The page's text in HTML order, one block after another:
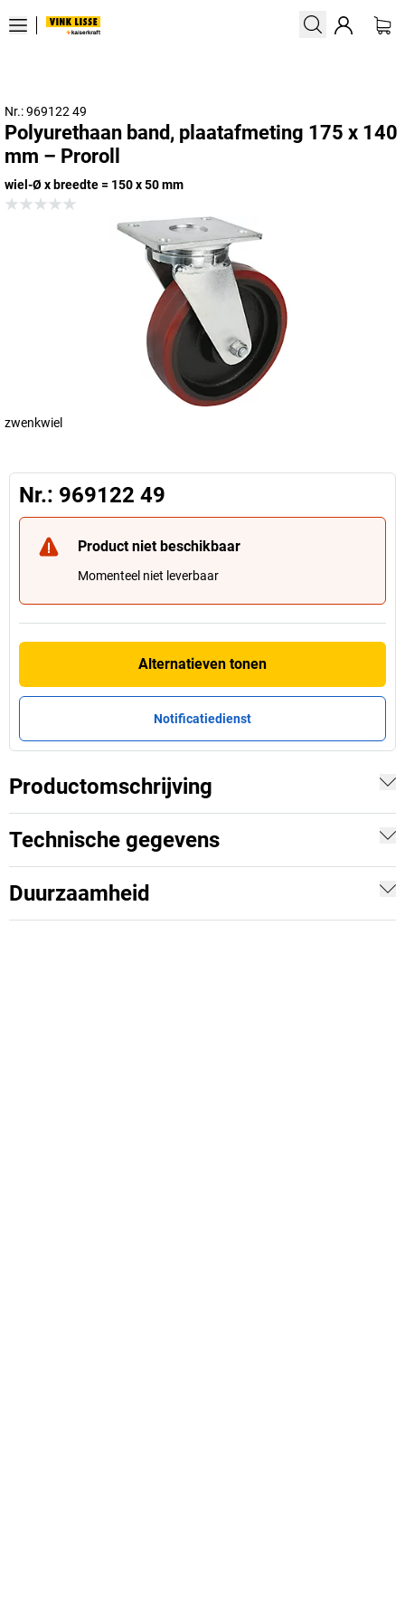
Nr.: 969122 49
Polyurethaan band, plaatafmeting 175 x 140
mm – Proroll
wiel-Ø x breedte = 150 x 50 mm
zwenkwiel
Nr.: 969122 49
Product niet beschikbaar
Momenteel niet leverbaar
Alternatieven tonen
Notificatiedienst
Productomschrijving
Technische gegevens
Duurzaamheid